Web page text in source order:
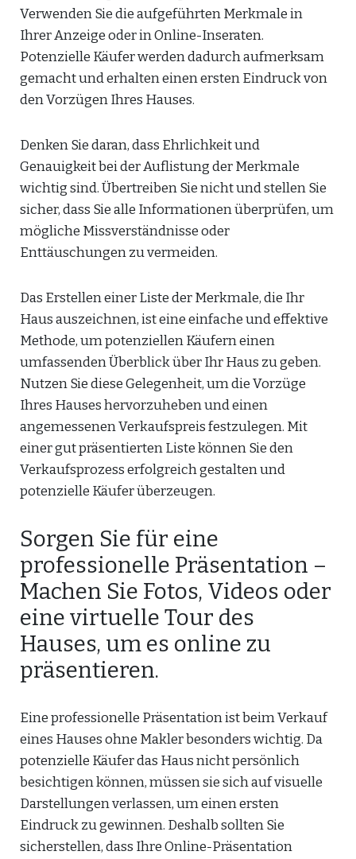
Verwenden Sie die aufgeführten Merkmale in
Ihrer Anzeige oder in Online-Inseraten.
Potenzielle Käufer werden dadurch aufmerksam
gemacht und erhalten einen ersten Eindruck von
den Vorzügen Ihres Hauses.
Denken Sie daran, dass Ehrlichkeit und
Genauigkeit bei der Auflistung der Merkmale
wichtig sind. Übertreiben Sie nicht und stellen Sie
sicher, dass Sie alle Informationen überprüfen, um
mögliche Missverständnisse oder
Enttäuschungen zu vermeiden.
Das Erstellen einer Liste der Merkmale, die Ihr
Haus auszeichnen, ist eine einfache und effektive
Methode, um potenziellen Käufern einen
umfassenden Überblick über Ihr Haus zu geben.
Nutzen Sie diese Gelegenheit, um die Vorzüge
Ihres Hauses hervorzuheben und einen
angemessenen Verkaufspreis festzulegen. Mit
einer gut präsentierten Liste können Sie den
Verkaufsprozess erfolgreich gestalten und
potenzielle Käufer überzeugen.
Sorgen Sie für eine
professionelle Präsentation –
Machen Sie Fotos, Videos oder
eine virtuelle Tour des
Hauses, um es online zu
präsentieren.
Eine professionelle Präsentation ist beim Verkauf
eines Hauses ohne Makler besonders wichtig. Da
potenzielle Käufer das Haus nicht persönlich
besichtigen können, müssen sie sich auf visuelle
Darstellungen verlassen, um einen ersten
Eindruck zu gewinnen. Deshalb sollten Sie
sicherstellen, dass Ihre Online-Präsentation